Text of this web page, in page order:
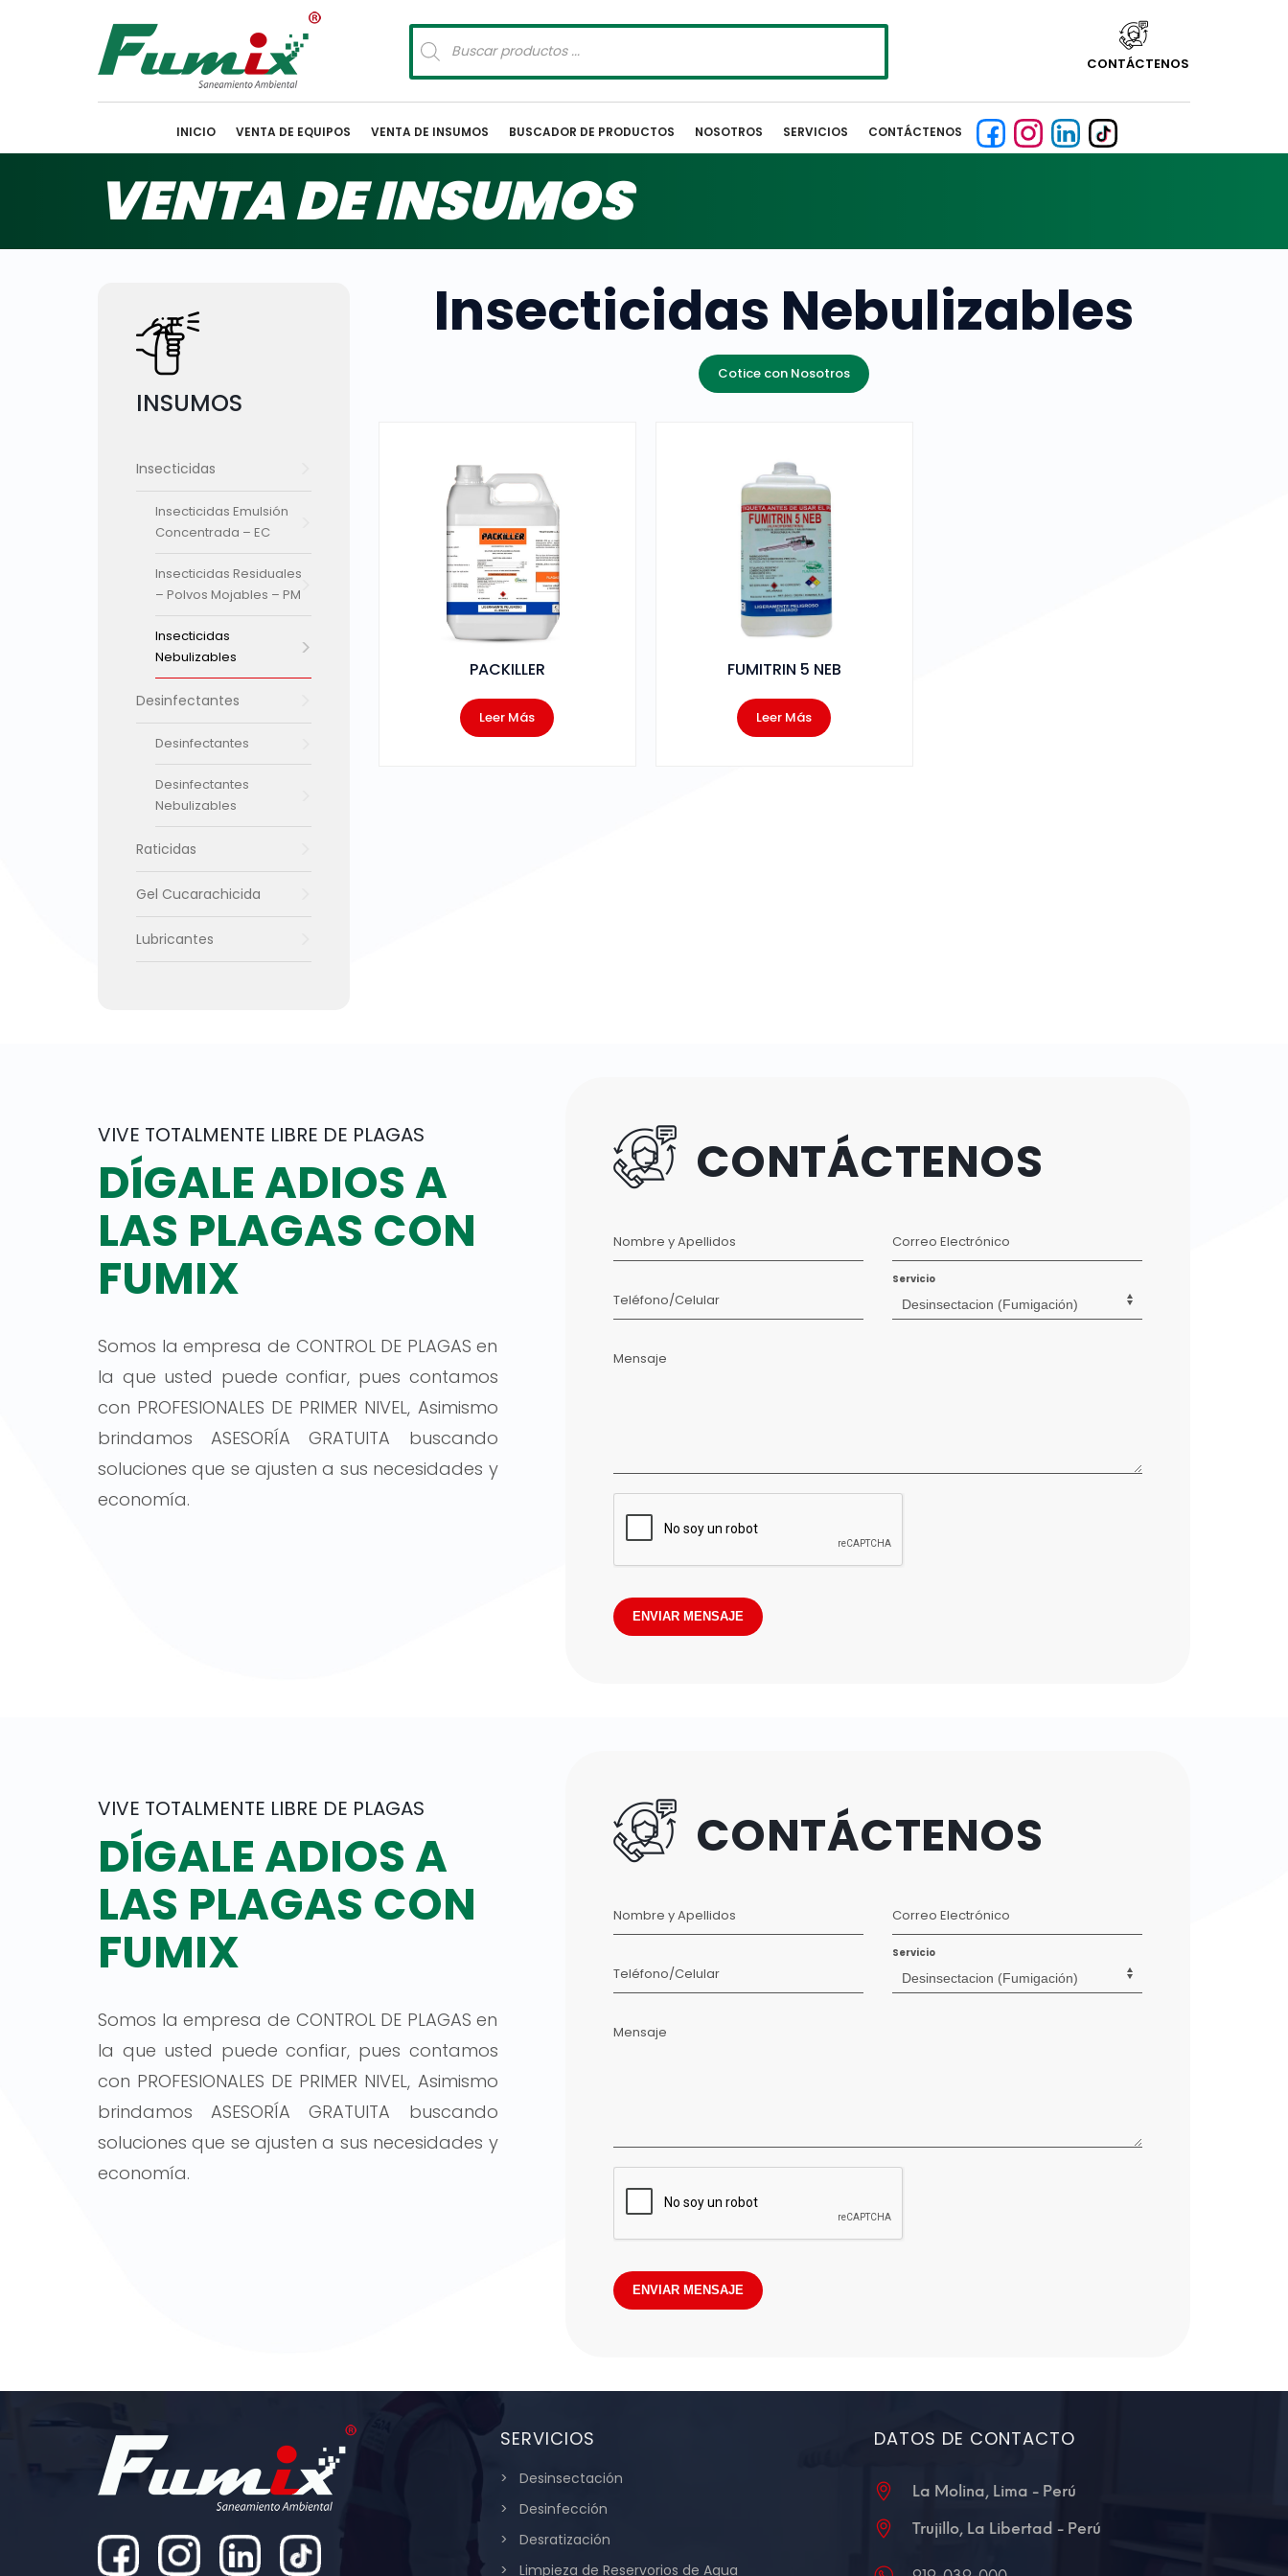
Búsqueda
de
productos
CONTÁCTENOS
INICIO VENTA DE EQUIPOS VENTA DE INSUMOS BUSCADOR DE PRODUCTOS NOSOTROS SERVICIOS CONTÁCTENOS
VENTA DE INSUMOS
INSUMOS
Insecticidas
Insecticidas Emulsión
Concentrada – EC
Insecticidas Residuales
– Polvos Mojables – PM
Insecticidas
Nebulizables
Desinfectantes
Desinfectantes
Desinfectantes
Nebulizables
Raticidas
Gel Cucarachicida
Lubricantes
Insecticidas Nebulizables
Cotice con Nosotros
PACKILLER
Leer Más
FUMITRIN 5 NEB
Leer Más
VIVE TOTALMENTE LIBRE DE PLAGAS
DÍGALE ADIOS A
LAS PLAGAS CON
FUMIX
Somos la empresa de CONTROL DE PLAGAS en
la que usted puede confiar, pues contamos
con PROFESIONALES DE PRIMER NIVEL, Asimismo
brindamos ASESORÍA GRATUITA buscando
soluciones que se ajusten a sus necesidades y
economía.
CONTÁCTENOS
Nombre y Apellidos Correo Electrónico
Teléfono/Celular
Servicio
Mensaje
ENVIAR MENSAJE
VIVE TOTALMENTE LIBRE DE PLAGAS
DÍGALE ADIOS A
LAS PLAGAS CON
FUMIX
Somos la empresa de CONTROL DE PLAGAS en
la que usted puede confiar, pues contamos
con PROFESIONALES DE PRIMER NIVEL, Asimismo
brindamos ASESORÍA GRATUITA buscando
soluciones que se ajusten a sus necesidades y
economía.
CONTÁCTENOS
Nombre y Apellidos Correo Electrónico
Teléfono/Celular
Servicio
Mensaje
ENVIAR MENSAJE
SERVICIOS
Desinsectación
Desinfección
Desratización
Limpieza de Reservorios de Agua
DATOS DE CONTACTO
La Molina, Lima - Perú
Trujillo, La Libertad - Perú